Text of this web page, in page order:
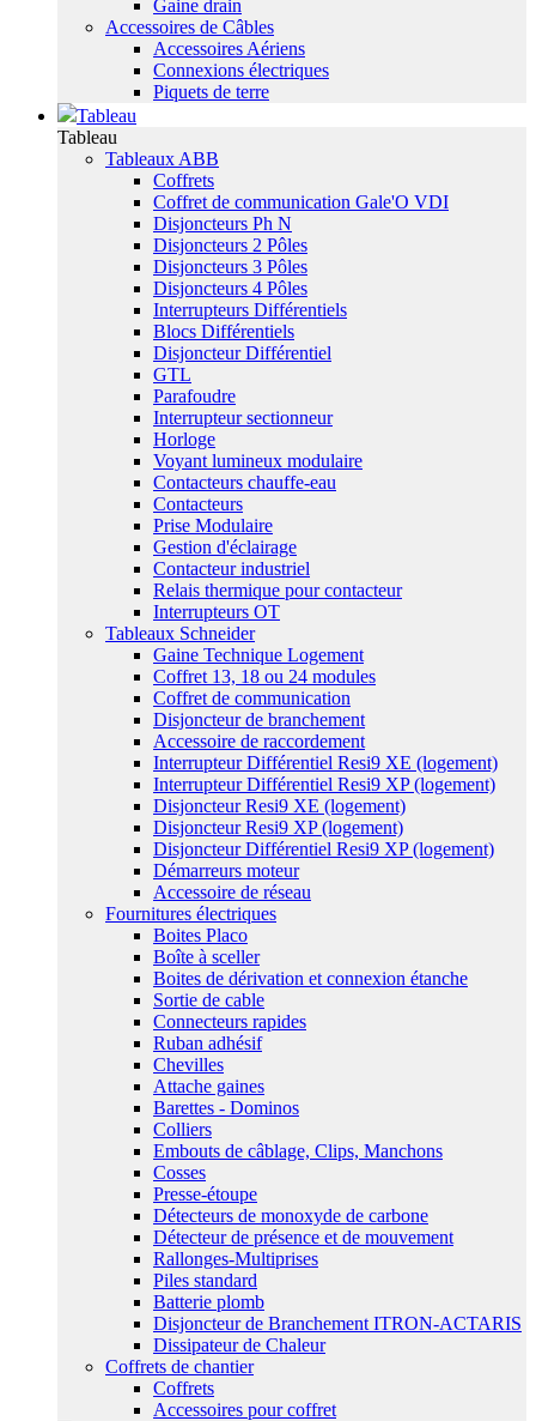
Gaine drain
Accessoires de Câbles
Accessoires Aériens
Connexions électriques
Piquets de terre
Tableau
Tableau
Tableaux ABB
Coffrets
Coffret de communication Gale'O VDI
Disjoncteurs Ph N
Disjoncteurs 2 Pôles
Disjoncteurs 3 Pôles
Disjoncteurs 4 Pôles
Interrupteurs Différentiels
Blocs Différentiels
Disjoncteur Différentiel
GTL
Parafoudre
Interrupteur sectionneur
Horloge
Voyant lumineux modulaire
Contacteurs chauffe-eau
Contacteurs
Prise Modulaire
Gestion d'éclairage
Contacteur industriel
Relais thermique pour contacteur
Interrupteurs OT
Tableaux Schneider
Gaine Technique Logement
Coffret 13, 18 ou 24 modules
Coffret de communication
Disjoncteur de branchement
Accessoire de raccordement
Interrupteur Différentiel Resi9 XE (logement)
Interrupteur Différentiel Resi9 XP (logement)
Disjoncteur Resi9 XE (logement)
Disjoncteur Resi9 XP (logement)
Disjoncteur Différentiel Resi9 XP (logement)
Démarreurs moteur
Accessoire de réseau
Fournitures électriques
Boites Placo
Boîte à sceller
Boites de dérivation et connexion étanche
Sortie de cable
Connecteurs rapides
Ruban adhésif
Chevilles
Attache gaines
Barettes - Dominos
Colliers
Embouts de câblage, Clips, Manchons
Cosses
Presse-étoupe
Détecteurs de monoxyde de carbone
Détecteur de présence et de mouvement
Rallonges-Multiprises
Piles standard
Batterie plomb
Disjoncteur de Branchement ITRON-ACTARIS
Dissipateur de Chaleur
Coffrets de chantier
Coffrets
Accessoires pour coffret